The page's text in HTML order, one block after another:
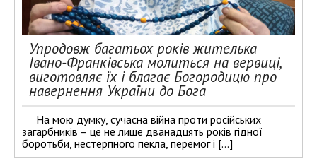
Упродовж багатьох років жителька
Івано-Франківська молиться на вервиці,
виготовляє їх і благає Богородицю про
навернення України до Бога
На мою думку, сучасна війна проти російських
загарбників – це не лише дванадцять років гідної
боротьби, нестерпного пекла, перемог і […]